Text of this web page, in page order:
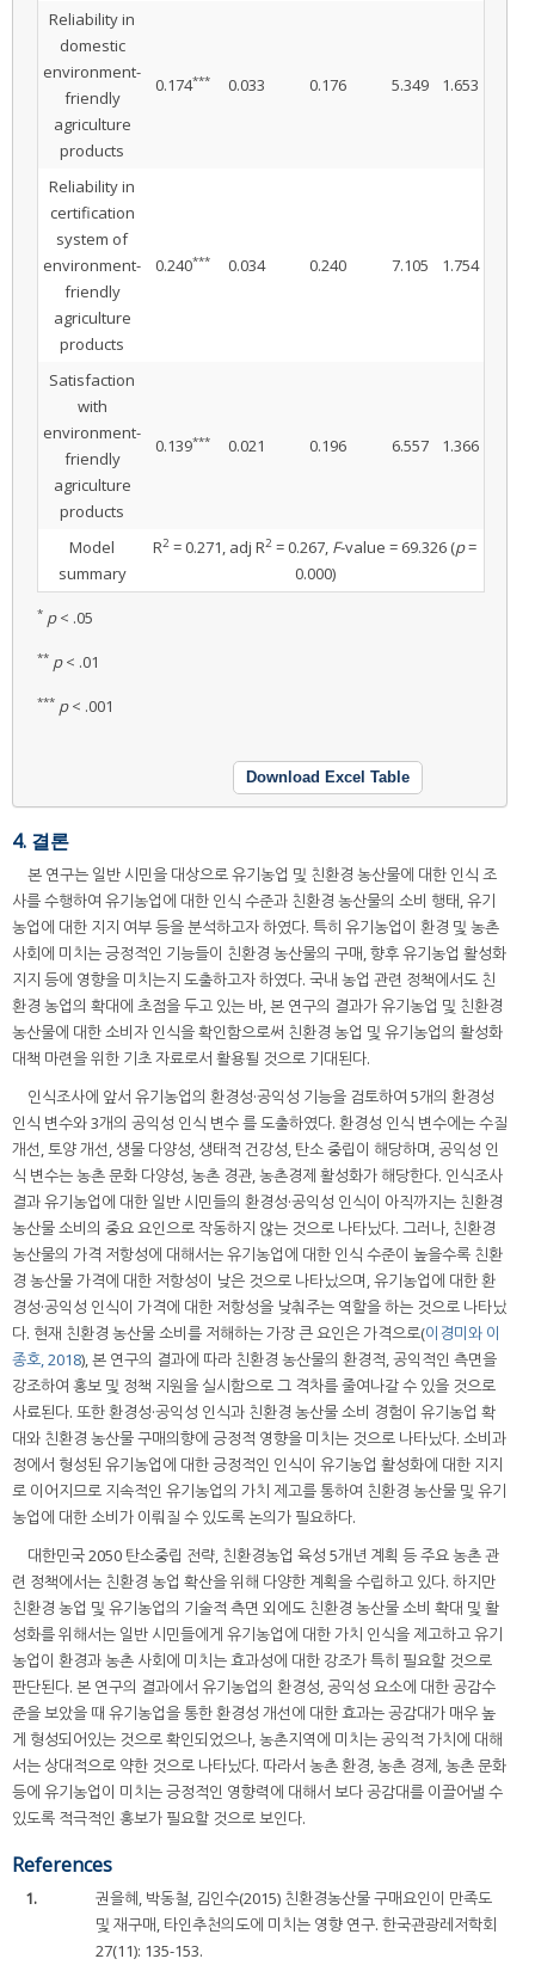
Reliability in
domestic
environment-
friendly
agriculture
products
0.174*** 0.033 0.176 5.349 1.653
Reliability in
certification
system of
environment-
friendly
agriculture
products
0.240*** 0.034 0.240 7.105 1.754
Satisfaction
with
environment-
friendly
agriculture
products
0.139*** 0.021 0.196 6.557 1.366
Model
summary
R2 = 0.271, adj R2 = 0.267, F-value = 69.326 (p=
0.000)
* p< .05
** p< .01
*** p< .001
Download Excel Table
4. 결론
본 연구는 일반 시민을 대상으로 유기농업 및 친환경 농산물에 대한 인식 조
사를 수행하여 유기농업에 대한 인식 수준과 친환경 농산물의 소비 행태, 유기
농업에 대한 지지 여부 등을 분석하고자 하였다. 특히 유기농업이 환경 및 농촌
사회에 미치는 긍정적인 기능들이 친환경 농산물의 구매, 향후 유기농업 활성화
지지 등에 영향을 미치는지 도출하고자 하였다. 국내 농업 관련 정책에서도 친
환경 농업의 확대에 초점을 두고 있는 바, 본 연구의 결과가 유기농업 및 친환경
농산물에 대한 소비자 인식을 확인함으로써 친환경 농업 및 유기농업의 활성화
대책 마련을 위한 기초 자료로서 활용될 것으로 기대된다.
인식조사에 앞서 유기농업의 환경성·공익성 기능을 검토하여 5개의 환경성
인식 변수와 3개의 공익성 인식 변수 를 도출하였다. 환경성 인식 변수에는 수질
개선, 토양 개선, 생물 다양성, 생태적 건강성, 탄소 중립이 해당하며, 공익성 인
식 변수는 농촌 문화 다양성, 농촌 경관, 농촌경제 활성화가 해당한다. 인식조사
결과 유기농업에 대한 일반 시민들의 환경성·공익성 인식이 아직까지는 친환경
농산물 소비의 중요 요인으로 작동하지 않는 것으로 나타났다. 그러나, 친환경
농산물의 가격 저항성에 대해서는 유기농업에 대한 인식 수준이 높을수록 친환
경 농산물 가격에 대한 저항성이 낮은 것으로 나타났으며, 유기농업에 대한 환
경성·공익성 인식이 가격에 대한 저항성을 낮춰주는 역할을 하는 것으로 나타났
다. 현재 친환경 농산물 소비를 저해하는 가장 큰 요인은 가격으로(이경미와 이
종호, 2018), 본 연구의 결과에 따라 친환경 농산물의 환경적, 공익적인 측면을
강조하여 홍보 및 정책 지원을 실시함으로 그 격차를 줄여나갈 수 있을 것으로
사료된다. 또한 환경성·공익성 인식과 친환경 농산물 소비 경험이 유기농업 확
대와 친환경 농산물 구매의향에 긍정적 영향을 미치는 것으로 나타났다. 소비과
정에서 형성된 유기농업에 대한 긍정적인 인식이 유기농업 활성화에 대한 지지
로 이어지므로 지속적인 유기농업의 가치 제고를 통하여 친환경 농산물 및 유기
농업에 대한 소비가 이뤄질 수 있도록 논의가 필요하다.
대한민국 2050 탄소중립 전략, 친환경농업 육성 5개년 계획 등 주요 농촌 관
련 정책에서는 친환경 농업 확산을 위해 다양한 계획을 수립하고 있다. 하지만
친환경 농업 및 유기농업의 기술적 측면 외에도 친환경 농산물 소비 확대 및 활
성화를 위해서는 일반 시민들에게 유기농업에 대한 가치 인식을 제고하고 유기
농업이 환경과 농촌 사회에 미치는 효과성에 대한 강조가 특히 필요할 것으로
판단된다. 본 연구의 결과에서 유기농업의 환경성, 공익성 요소에 대한 공감수
준을 보았을 때 유기농업을 통한 환경성 개선에 대한 효과는 공감대가 매우 높
게 형성되어있는 것으로 확인되었으나, 농촌지역에 미치는 공익적 가치에 대해
서는 상대적으로 약한 것으로 나타났다. 따라서 농촌 환경, 농촌 경제, 농촌 문화
등에 유기농업이 미치는 긍정적인 영향력에 대해서 보다 공감대를 이끌어낼 수
있도록 적극적인 홍보가 필요할 것으로 보인다.
References
1.
권을혜, 박동철, 김인수(2015) 친환경농산물 구매요인이 만족도
및 재구매, 타인추천의도에 미치는 영향 연구. 한국관광레저학회
27(11): 135-153.